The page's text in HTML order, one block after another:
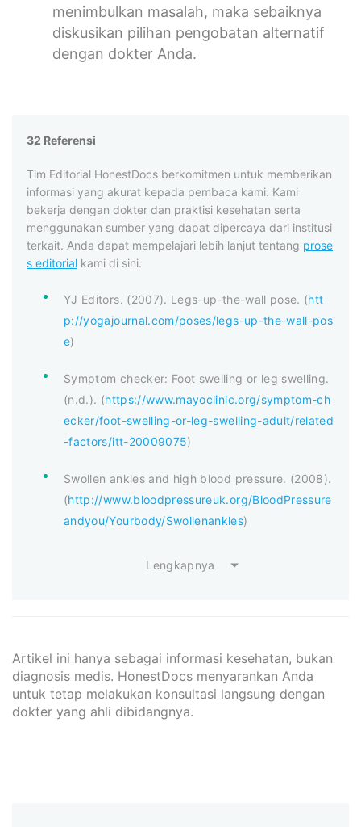
menimbulkan masalah, maka sebaiknya
diskusikan pilihan pengobatan alternatif
dengan dokter Anda.
32 Referensi
Tim Editorial HonestDocs berkomitmen untuk memberikan
informasi yang akurat kepada pembaca kami. Kami
bekerja dengan dokter dan praktisi kesehatan serta
menggunakan sumber yang dapat dipercaya dari institusi
terkait. Anda dapat mempelajari lebih lanjut tentang prose
s editorial kami di sini.
YJ Editors. (2007). Legs-up-the-wall pose. (htt
p://yogajournal.com/poses/legs-up-the-wall-pos
e)
Symptom checker: Foot swelling or leg swelling.
(n.d.). (https://www.mayoclinic.org/symptom-ch
ecker/foot-swelling-or-leg-swelling-adult/related
-factors/itt-20009075)
Swollen ankles and high blood pressure. (2008).
(http://www.bloodpressureuk.org/BloodPressure
andyou/Yourbody/Swollenankles)
Lengkapnya
Artikel ini hanya sebagai informasi kesehatan, bukan
diagnosis medis. HonestDocs menyarankan Anda
untuk tetap melakukan konsultasi langsung dengan
dokter yang ahli dibidangnya.